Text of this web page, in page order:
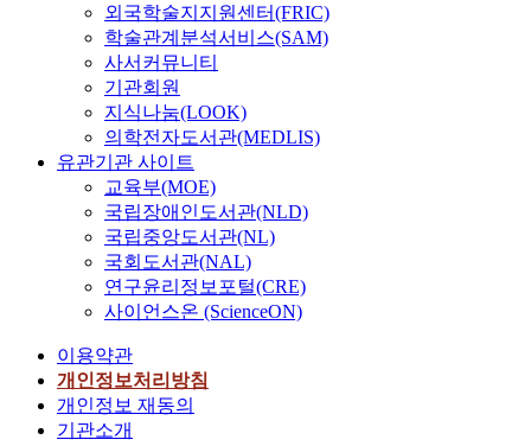
외국학술지지원센터(FRIC)
학술관계분석서비스(SAM)
사서커뮤니티
기관회원
지식나눔(LOOK)
의학전자도서관(MEDLIS)
유관기관 사이트
교육부(MOE)
국립장애인도서관(NLD)
국립중앙도서관(NL)
국회도서관(NAL)
연구윤리정보포털(CRE)
사이언스온 (ScienceON)
이용약관
개인정보처리방침
개인정보 재동의
기관소개